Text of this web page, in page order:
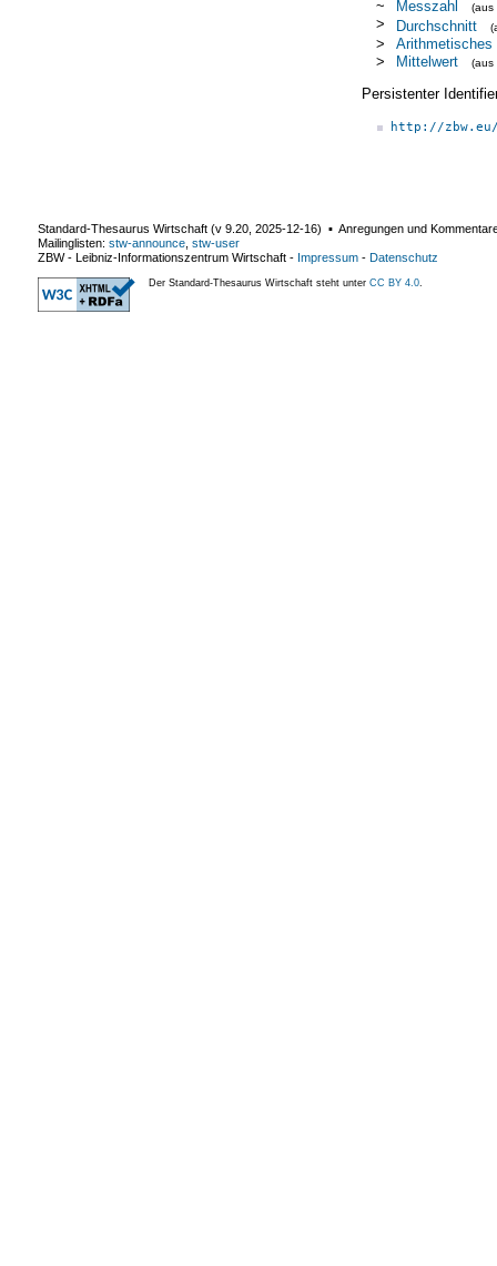
~
Messzahl (aus
> Durchschnitt
>
Arithmetisches
>
Mittelwert (aus
Persistenter
http://
Standard-Thesaurus Wirtschaft (v 9.20 2025-12-16) ▪ Anregungen und
Mailinglisten: stw-announce stw-user
ZBW - Leibniz-Informationszentrum Wirtschaft - Impressum - Datenschutz
Der Standard-Thesaurus Wirtschaft steht unter CC BY 4.0